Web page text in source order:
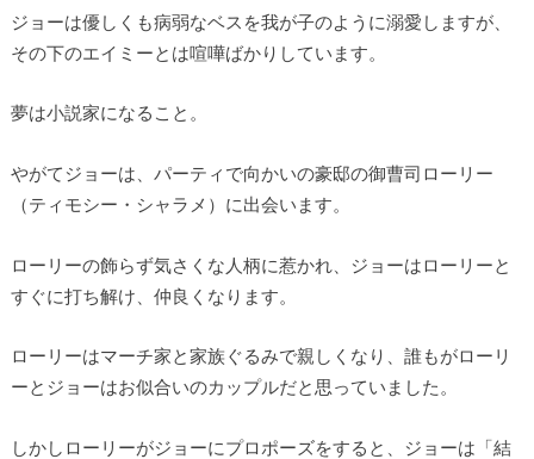
ジョーは優しくも病弱なベスを我が子のように溺愛しますが、
その下のエイミーとは喧嘩ばかりしています。
夢は小説家になること。
やがてジョーは、パーティで向かいの豪邸の御曹司ローリー
（ティモシー・シャラメ）に出会います。
ローリーの飾らず気さくな人柄に惹かれ、ジョーはローリーと
すぐに打ち解け、仲良くなります。
ローリーはマーチ家と家族ぐるみで親しくなり、誰もがローリ
ーとジョーはお似合いのカップルだと思っていました。
しかしローリーがジョーにプロポーズをすると、ジョーは「結